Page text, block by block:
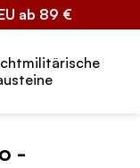
ab 89 €
-